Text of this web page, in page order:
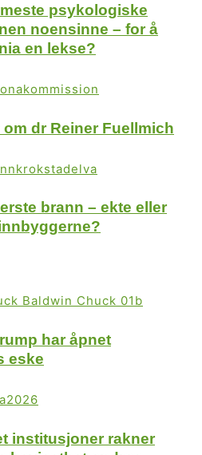
psykologiske
noensinne – for å
en lekse?
dr Reiner Fuellmich
brann – ekte eller
har åpnet
eske
institusjoner rakner